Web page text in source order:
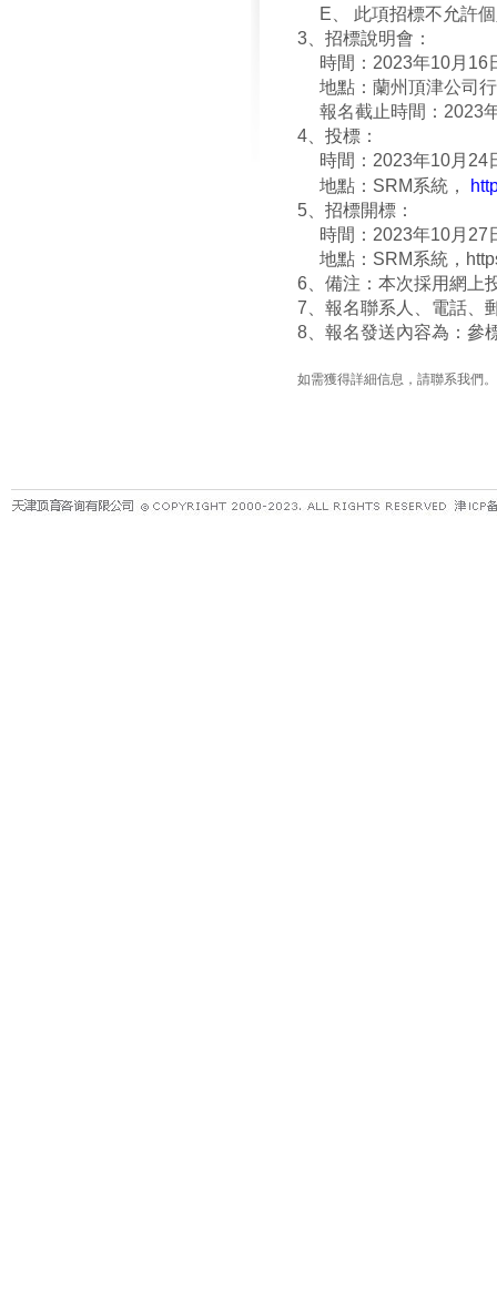
E、 此項招標不允
3、招標說明會：
時間： 2023年10月16
地點： 蘭州頂津公司
報名截止時間：2023
4 、投標：
時間： 2023年10月24
地點： SRM系統，
5 、招標開標：
時間： 2023年10月27
地點： SRM系統，
6 、備注：本次採用網上
7 、報名聯系人、電話、
8 、報名發送內容為：
如需獲得詳細信息，請聯系我們。